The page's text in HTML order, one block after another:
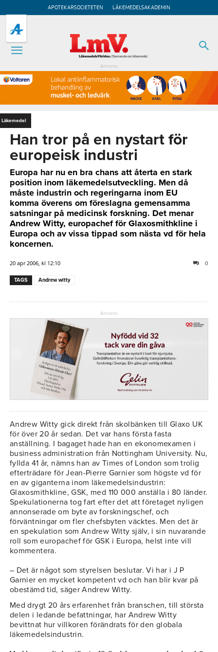
APOTEKARSOCIETETEN LÄKEMEDELSAKADEMIN
Annons
Läkemedel
Han tror på en nystart för
europeisk industri
Europa har nu en bra chans att återta en stark
position inom läkemedelsutveckling. Men då
måste industrin och regeringarna inom EU
komma överens om föreslagna gemensamma
satsningar på medicinsk forskning. Det menar
Andrew Witty, europachef för Glaxosmithkline i
Europa och av vissa tippad som nästa vd för hela
koncernen.
20 apr 2006, kl 12:10 0
TAGS Andrew witty
Annons
Andrew Witty gick direkt från skolbänken till Glaxo UK
för över 20 år sedan. Det var hans första fasta
anställning. I bagaget hade han en ekonomexamen i
business administration från Nottingham University. Nu,
fyllda 41 år, nämns han av Times of London som trolig
efterträdare för Jean-Pierre Garnier som högste vd för
en av giganterna inom läkemedelsindustrin:
Glaxosmithkline, GSK, med 110 000 anställa i 80 länder.
Spekulationerna tog fart efter det att företaget nyligen
annonserade om byte av forskningschef, och
förväntningar om fler chefsbyten väcktes. Men det är
en spekulation som Andrew Witty själv, i sin nuvarande
roll som europachef för GSK i Europa, helst inte vill
kommentera.
– Det är något som styrelsen beslutar. Vi har i J P
Garnier en mycket kompetent vd och han blir kvar på
obestämd tid, säger Andrew Witty.
Med drygt 20 års erfarenhet från branschen, till största
delen i ledande befattningar, har Andrew Witty
bevittnat hur villkoren förändrats för den globala
läkemedelsindustrin.